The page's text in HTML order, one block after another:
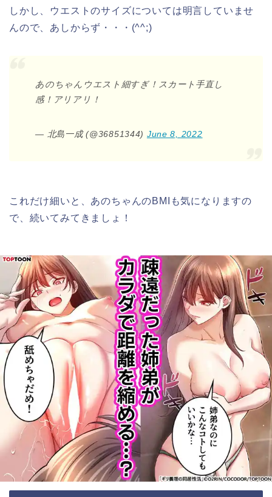
しかし、ウエストのサイズについては明言していませ
んので、あしからず・・・(^^;)
あのちゃんウエスト細すぎ！スカート手直し
感！アリアリ！
— 北島一成 (@36851344) June 8, 2022
これだけ細いと、あのちゃんのBMIも気になりますの
で、続いてみてきましょ！